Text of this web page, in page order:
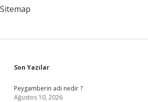
Sitemap
Sidebar
Son Yazılar
Peygamberin adı nedir ?
Ağustos 10, 2026